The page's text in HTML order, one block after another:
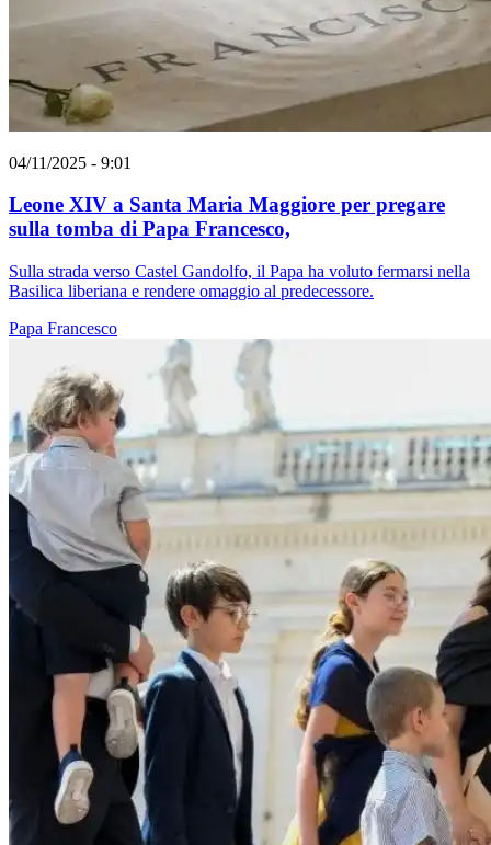
04/11/2025 - 9:01
Leone XIV a Santa Maria Maggiore per pregare
sulla tomba di Papa Francesco,
Sulla strada verso Castel Gandolfo, il Papa ha voluto fermarsi nella
Basilica liberiana e rendere omaggio al predecessore.
Papa Francesco